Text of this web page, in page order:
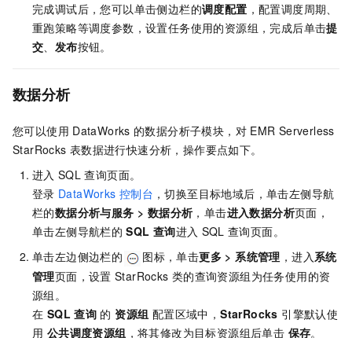
完成调试后，您可以单击侧边栏的调度配置 ，配置调度周期、
重跑策略等调度参数，设置任务使用的资源组，完成后单击提
交、 发布按钮。
数据分析
您可以使用 DataWorks 的数据分析子模块，对 EMR Serverless
StarRocks 表数据进行快速分析，操作要点如下。
进入 SQL 查询页面。
登录 DataWorks 控制台 ，切换至目标地域后，单击左侧导航
栏的数据分析与服务 > 数据分析，单击进入数据分析页面，
单击左侧导航栏的 SQL 查询进入 SQL 查询页面。
单击左边侧边栏的
图标，单击更多 >系统管理 ，进入系统
管理页面，设置 StarRocks 类的查询资源组为任务使用的资
源组。
在 SQL 查询 的资源组 配置区域中，StarRocks 引擎默认使
用 公共调度资源组 ，将其修改为目标资源组后单击 保存。